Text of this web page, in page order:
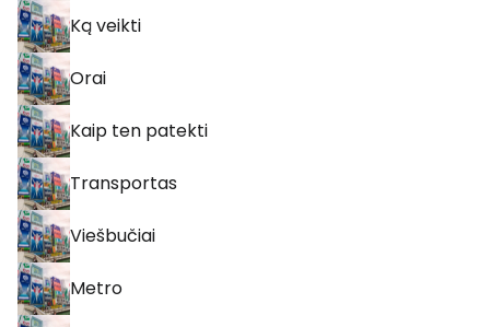
Ką veikti
Orai
Kaip ten patekti
Transportas
Viešbučiai
Metro